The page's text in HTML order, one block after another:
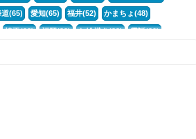
(65) 愛知(65) 福井(52) かまちょ(48)
埼玉(33) 福岡(33) お絵描き(33) 電話(30)